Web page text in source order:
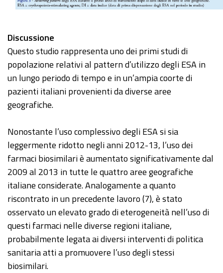
Discussione
Questo studio rappresenta uno dei primi studi di
popolazione relativi al pattern d’utilizzo degli ESA in
un lungo periodo di tempo e in un’ampia coorte di
pazienti italiani provenienti da diverse aree
geografiche.
Nonostante l’uso complessivo degli ESA si sia
leggermente ridotto negli anni 2012-13, l’uso dei
farmaci biosimilari è aumentato significativamente dal
2009 al 2013 in tutte le quattro aree geografiche
italiane considerate. Analogamente a quanto
riscontrato in un precedente lavoro (7), è stato
osservato un elevato grado di eterogeneità nell’uso di
questi farmaci nelle diverse regioni italiane,
probabilmente legata ai diversi interventi di politica
sanitaria atti a promuovere l’uso degli stessi
biosimilari.